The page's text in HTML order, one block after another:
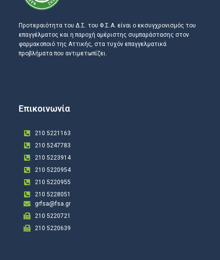
Προτεραιότητα του Δ.Σ. του Φ.Σ.Α. είναι ο εκσυγχρονισμός του
επαγγέλματος και η παροχή αμέριστης συμπαράστασης στον
φαρμακοποιό της Αττικής, στα τυχόν επαγγελματικά
προβλήματα που αντιμετωπίζει.
Επικοινωνία
210 5221163
210 5247783
210 5223914
210 5220954
210 5220955
210 5228051
grfsa@fsa.gr
210 5220721
210 5220639